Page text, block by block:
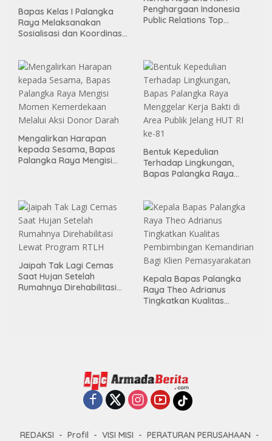
Bapas Kelas I Palangka
Raya Melaksanakan
Sosialisasi dan Koordinasi
Penghargaan Indonesia
Public Relations Top
Mengalirkan Harapan
kepada Sesama, Bapas
Palangka Raya Mengisi
Bentuk Kepedulian
Terhadap Lingkungan,
Bapas Palangka Raya
ke-81
Jaipah Tak Lagi Cemas
Saat Hujan Setelah
Rumahnya Direhabilitasi
Kepala Bapas Palangka
Raya Theo Adrianus
Tingkatkan Kualitas
REDAKSI Profil VISI MISI PERATURAN PERUSAHAAN